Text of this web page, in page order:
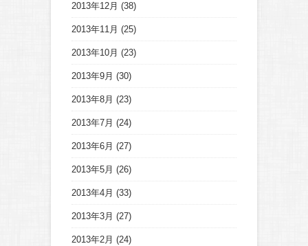
2013年12月 (38)
2013年11月 (25)
2013年10月 (23)
2013年9月 (30)
2013年8月 (23)
2013年7月 (24)
2013年6月 (27)
2013年5月 (26)
2013年4月 (33)
2013年3月 (27)
2013年2月 (24)